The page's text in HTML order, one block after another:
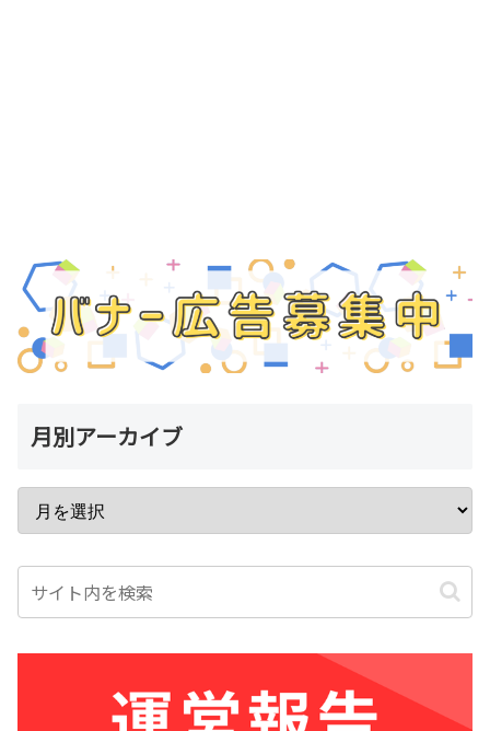
月別アーカイブ